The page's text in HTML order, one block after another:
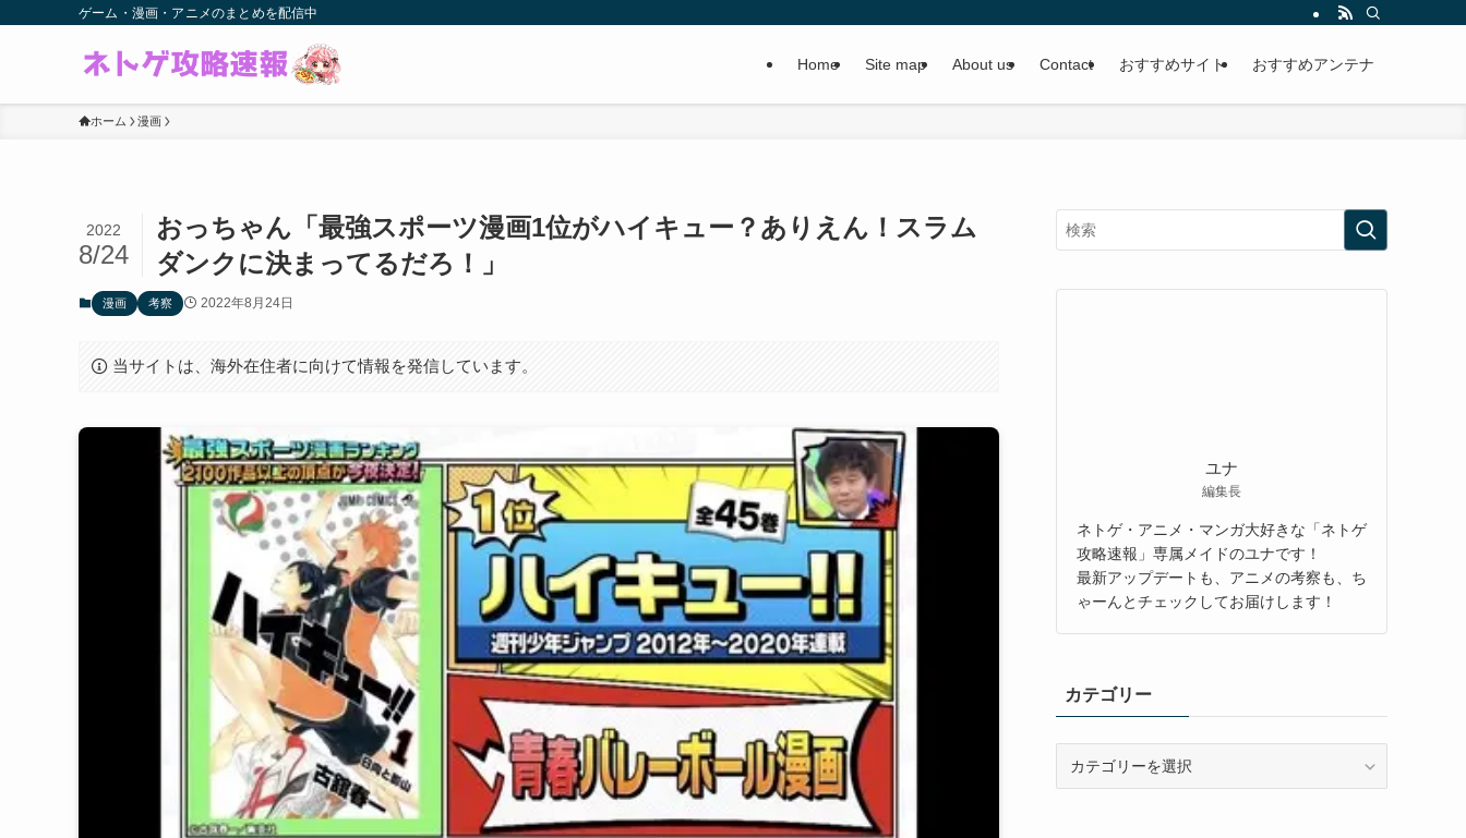
ゲーム・漫画・アニメのまとめを配信中
Home Site map About us Contact おすすめサイト おすすめアンテナ
ホーム 漫画
おっちゃん「最強スポーツ漫画1位がハイキュー？ありえん！スラム
ダンクに決まってるだろ！」
2022
8/24
漫画 考察 2022年8月24日
当サイトは、海外在住者に向けて情報を発信しています。
ユナ
編集長
ネトゲ・アニメ・マンガ大好きな「ネトゲ
攻略速報」専属メイドのユナです！
最新アップデートも、アニメの考察も、ち
ゃーんとチェックしてお届けします！
カテゴリー